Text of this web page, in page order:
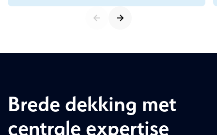
Brede dekking met
centrale expertise